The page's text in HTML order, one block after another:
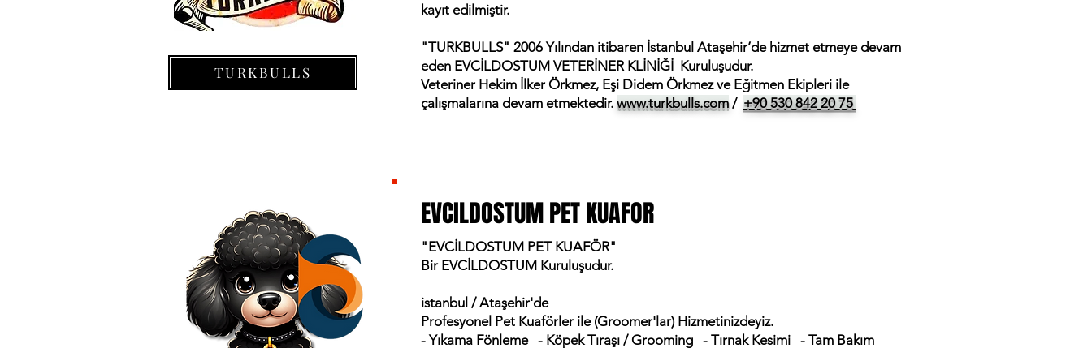
TURKBULLS
kayıt edilmiştir.
"TURKBULLS" 2006 Yılından itibaren İstanbul Ataşehir’de hizmet etmeye devam
eden EVCİLDOSTUM VETERİNER KLİNİĞİ Kuruluşudur.
Veteriner Hekim İlker Örkmez, Eşi Didem Örkmez ve Eğitmen Ekipleri ile
çalışmalarına devam etmektedir. www.turkbulls.com / +90 530 842 20 75
EVCILDOSTUM PET KUAFOR
EVCILDOSTUM PET KUAFOR
"EVCİLDOSTUM PET KUAFÖR"
Bir EVCİLDOSTUM Kuruluşudur.
istanbul / Ataşehir'de
Profesyonel Pet Kuaförler ile (Groomer'lar) Hizmetinizdeyiz.
- Yıkama Fönleme - Köpek Tıraşı / Grooming - Tırnak Kesimi - Tam Bakım